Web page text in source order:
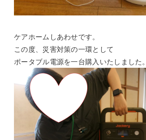
ケアホームしあわせです。
この度、災害対策の一環として
ポータブル電源を一台購入いたしました。